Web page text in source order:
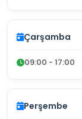
Çarşamba
09:00 - 17:00
Perşembe